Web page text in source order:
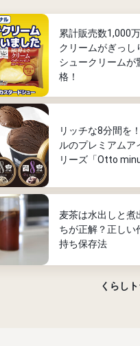
累計販売数1,000
クリームがぎっし
シュークリームが
格！
リッチな8分間を
ルのプレミアムア
リーズ「Otto
麦茶は水出しと煮
ちが正解？正しい
持ち保存法
くらし